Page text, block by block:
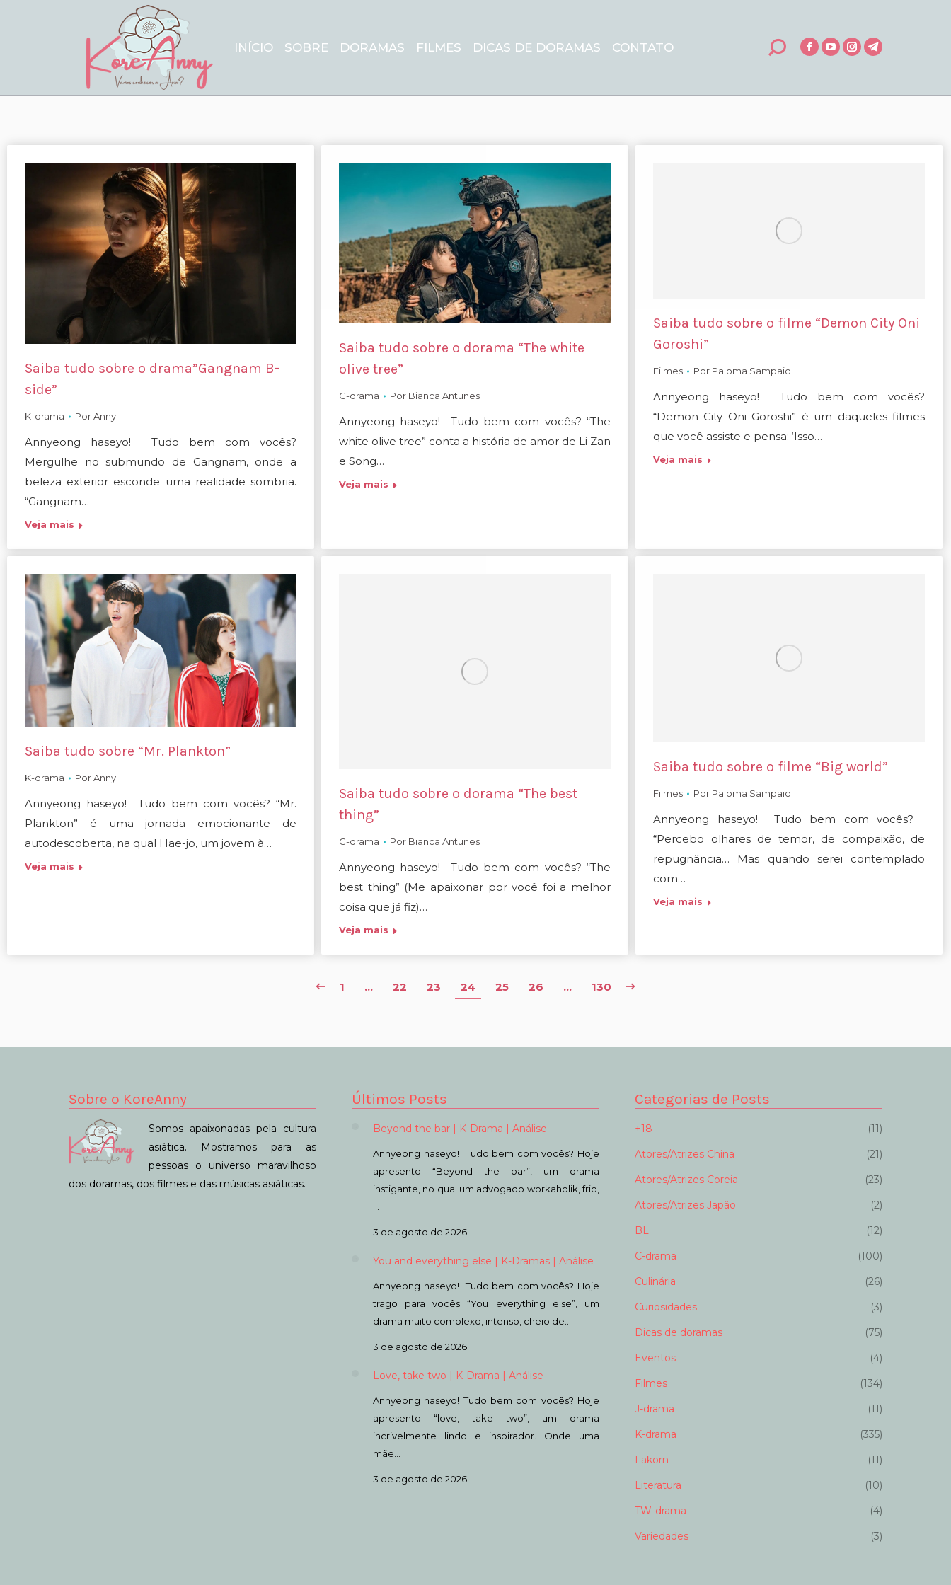
INÍCIO SOBRE DORAMAS FILMES DICAS DE DORAMAS CONTATO Search: Facebook
YouTube
Instagram
Telegram
Saiba tudo sobre o drama”Gangnam B-
side”
K-drama PorAnny
Annyeong haseyo! Tudo bem com vocês?
Mergulhe no submundo de Gangnam, onde a
beleza exterior esconde uma realidade sombria.
“Gangnam…
Veja mais
Saiba tudo sobre o dorama “The white
olive tree”
C-drama Por Bianca Antunes
Annyeong haseyo! Tudo bem com vocês? “The
white olive tree” conta a história de amor de Li Zan
e Song…
Veja mais
Saiba tudo sobre o filme “Demon City Oni
Goroshi”
Filmes Por Paloma Sampaio
Annyeong haseyo! Tudo bem com vocês?
“Demon City Oni Goroshi” é um daqueles filmes
que você assiste e pensa: ‘Isso…
Veja mais
Saiba tudo sobre “Mr. Plankton”
K-drama PorAnny
Annyeong haseyo! Tudo bem com vocês? “Mr.
Plankton” é uma jornada emocionante de
autodescoberta, na qual Hae-jo, um jovem à…
Veja mais
Saiba tudo sobre o dorama “The best
thing”
C-drama Por Bianca Antunes
Annyeong haseyo! Tudo bem com vocês? “The
best thing” (Me apaixonar por você foi a melhor
coisa que já fiz)…
Veja mais
Saiba tudo sobre o filme “Big world”
Filmes Por Paloma Sampaio
Annyeong haseyo! Tudo bem com vocês?
“Percebo olhares de temor, de compaixão, de
repugnância… Mas quando serei contemplado
com…
Veja mais
1 … 22 23 24 25 26 … 130
Sobre o KoreAnny
Somos apaixonadas pela cultura
asiática. Mostramos para as
pessoas o universo maravilhoso
dos doramas, dos filmes e das músicas asiáticas.
Últimos Posts
Beyond the bar | K-Drama | Análise
Annyeong haseyo! Tudo bem com vocês? Hoje
apresento “Beyond the bar”, um drama
instigante, no qual um advogado workaholik, frio,
3 de agosto de 2026
You and everything else | K-Dramas | Análise
Annyeong haseyo! Tudo bem com vocês? Hoje
trago para vocês “You everything else”, um
drama muito complexo, intenso, cheio de…
3 de agosto de 2026
Love, take two | K-Drama | Análise
Annyeong haseyo! Tudo bem com vocês? Hoje
apresento “love, take two”, um drama
incrivelmente lindo e inspirador. Onde uma
mãe…
3 de agosto de 2026
Categorias de Posts
+18
(11)
Atores/Atrizes China
(21)
Atores/Atrizes Coreia
(23)
Atores/Atrizes Japão
(2)
BL
(12)
C-drama
(100)
Culinária
(26)
Curiosidades
(3)
Dicas de doramas
(75)
Eventos
(4)
Filmes
(134)
J-drama
(11)
K-drama
(335)
Lakorn
(11)
Literatura
(10)
TW-drama
(4)
Variedades
(3)